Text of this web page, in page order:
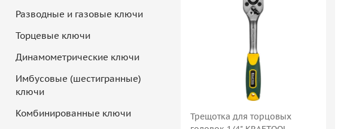
Разводные и газовые ключи
Торцевые ключи
Динамометрические ключи
Имбусовые (шестигранные)
ключи
Комбинированные ключи
Трещотка для торцовых